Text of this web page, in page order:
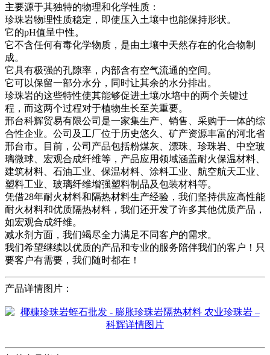
主要源于其独特的物理和化学性质：
珍珠岩物理性质稳定，即使压入土壤中也能保持形状。
它的pH值呈中性。
它不含任何有毒化学物质，是由土壤中天然存在的化合物制
成。
它具有极强的孔隙率，内部含有空气流通的空间。
它可以保留一部分水分，同时让其余的水分排出。
珍珠岩的这些特性使其能够促进土壤/水培中的两个关键过
程，而这两个过程对于植物生长至关重要。
邢台科辉贸易有限公司是一家集生产、销售、采购于一体的综
合性企业。公司及工厂位于历史悠久、矿产资源丰富的河北省
邢台市。目前，公司产品包括粉煤灰、漂珠、珍珠岩、中空玻
璃微球、宏观合成纤维等，产品应用领域涵盖耐火保温材料、
建筑材料、石油工业、保温材料、涂料工业、航空航天工业、
塑料工业、玻璃纤维增​​强塑料制品及包装材料等。
凭借28年耐火材料和隔热材料生产经验，我们坚持供应高性能
耐火材料和优质隔热材料，我们还开发了许多其他优质产品，
如宏观合成纤维。
减水剂方面，我们竭尽全力满足不同客户的需求。
我们希望继续以优质的产品和专业的服务陪伴我们的客户！只
要客户有需要，我们随时都在！
产品详情图片：